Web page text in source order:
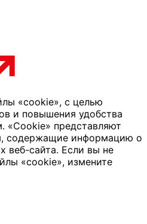
«cookie», с целью
и повышения удобства
«Cookie» представляют
содержащие информацию о
веб-сайта. Если вы не
«cookie», измените